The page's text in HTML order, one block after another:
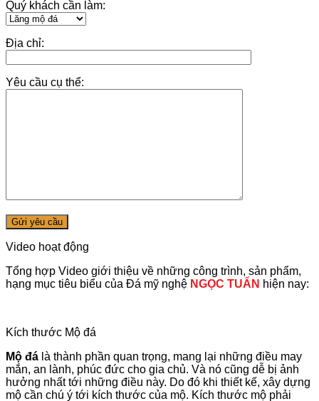
Quý khách cần làm:
Địa chỉ:
Yêu cầu cụ thể:
Video hoạt động
Tổng hợp Video giới thiệu về những công trình, sản phẩm,
hạng mục tiêu biểu của Đá mỹ nghệ NGỌC TUẤN hiện nay:
Kích thước Mộ đá
Mộ đá là thành phần quan trọng, mang lại những điều may
mắn, an lành, phúc đức cho gia chủ. Và nó cũng dễ bị ảnh
hưởng nhất tới những điều này. Do đó khi thiết kế, xây dựng
mộ cần chú ý tới kích thước của mộ. Kích thước mộ phải